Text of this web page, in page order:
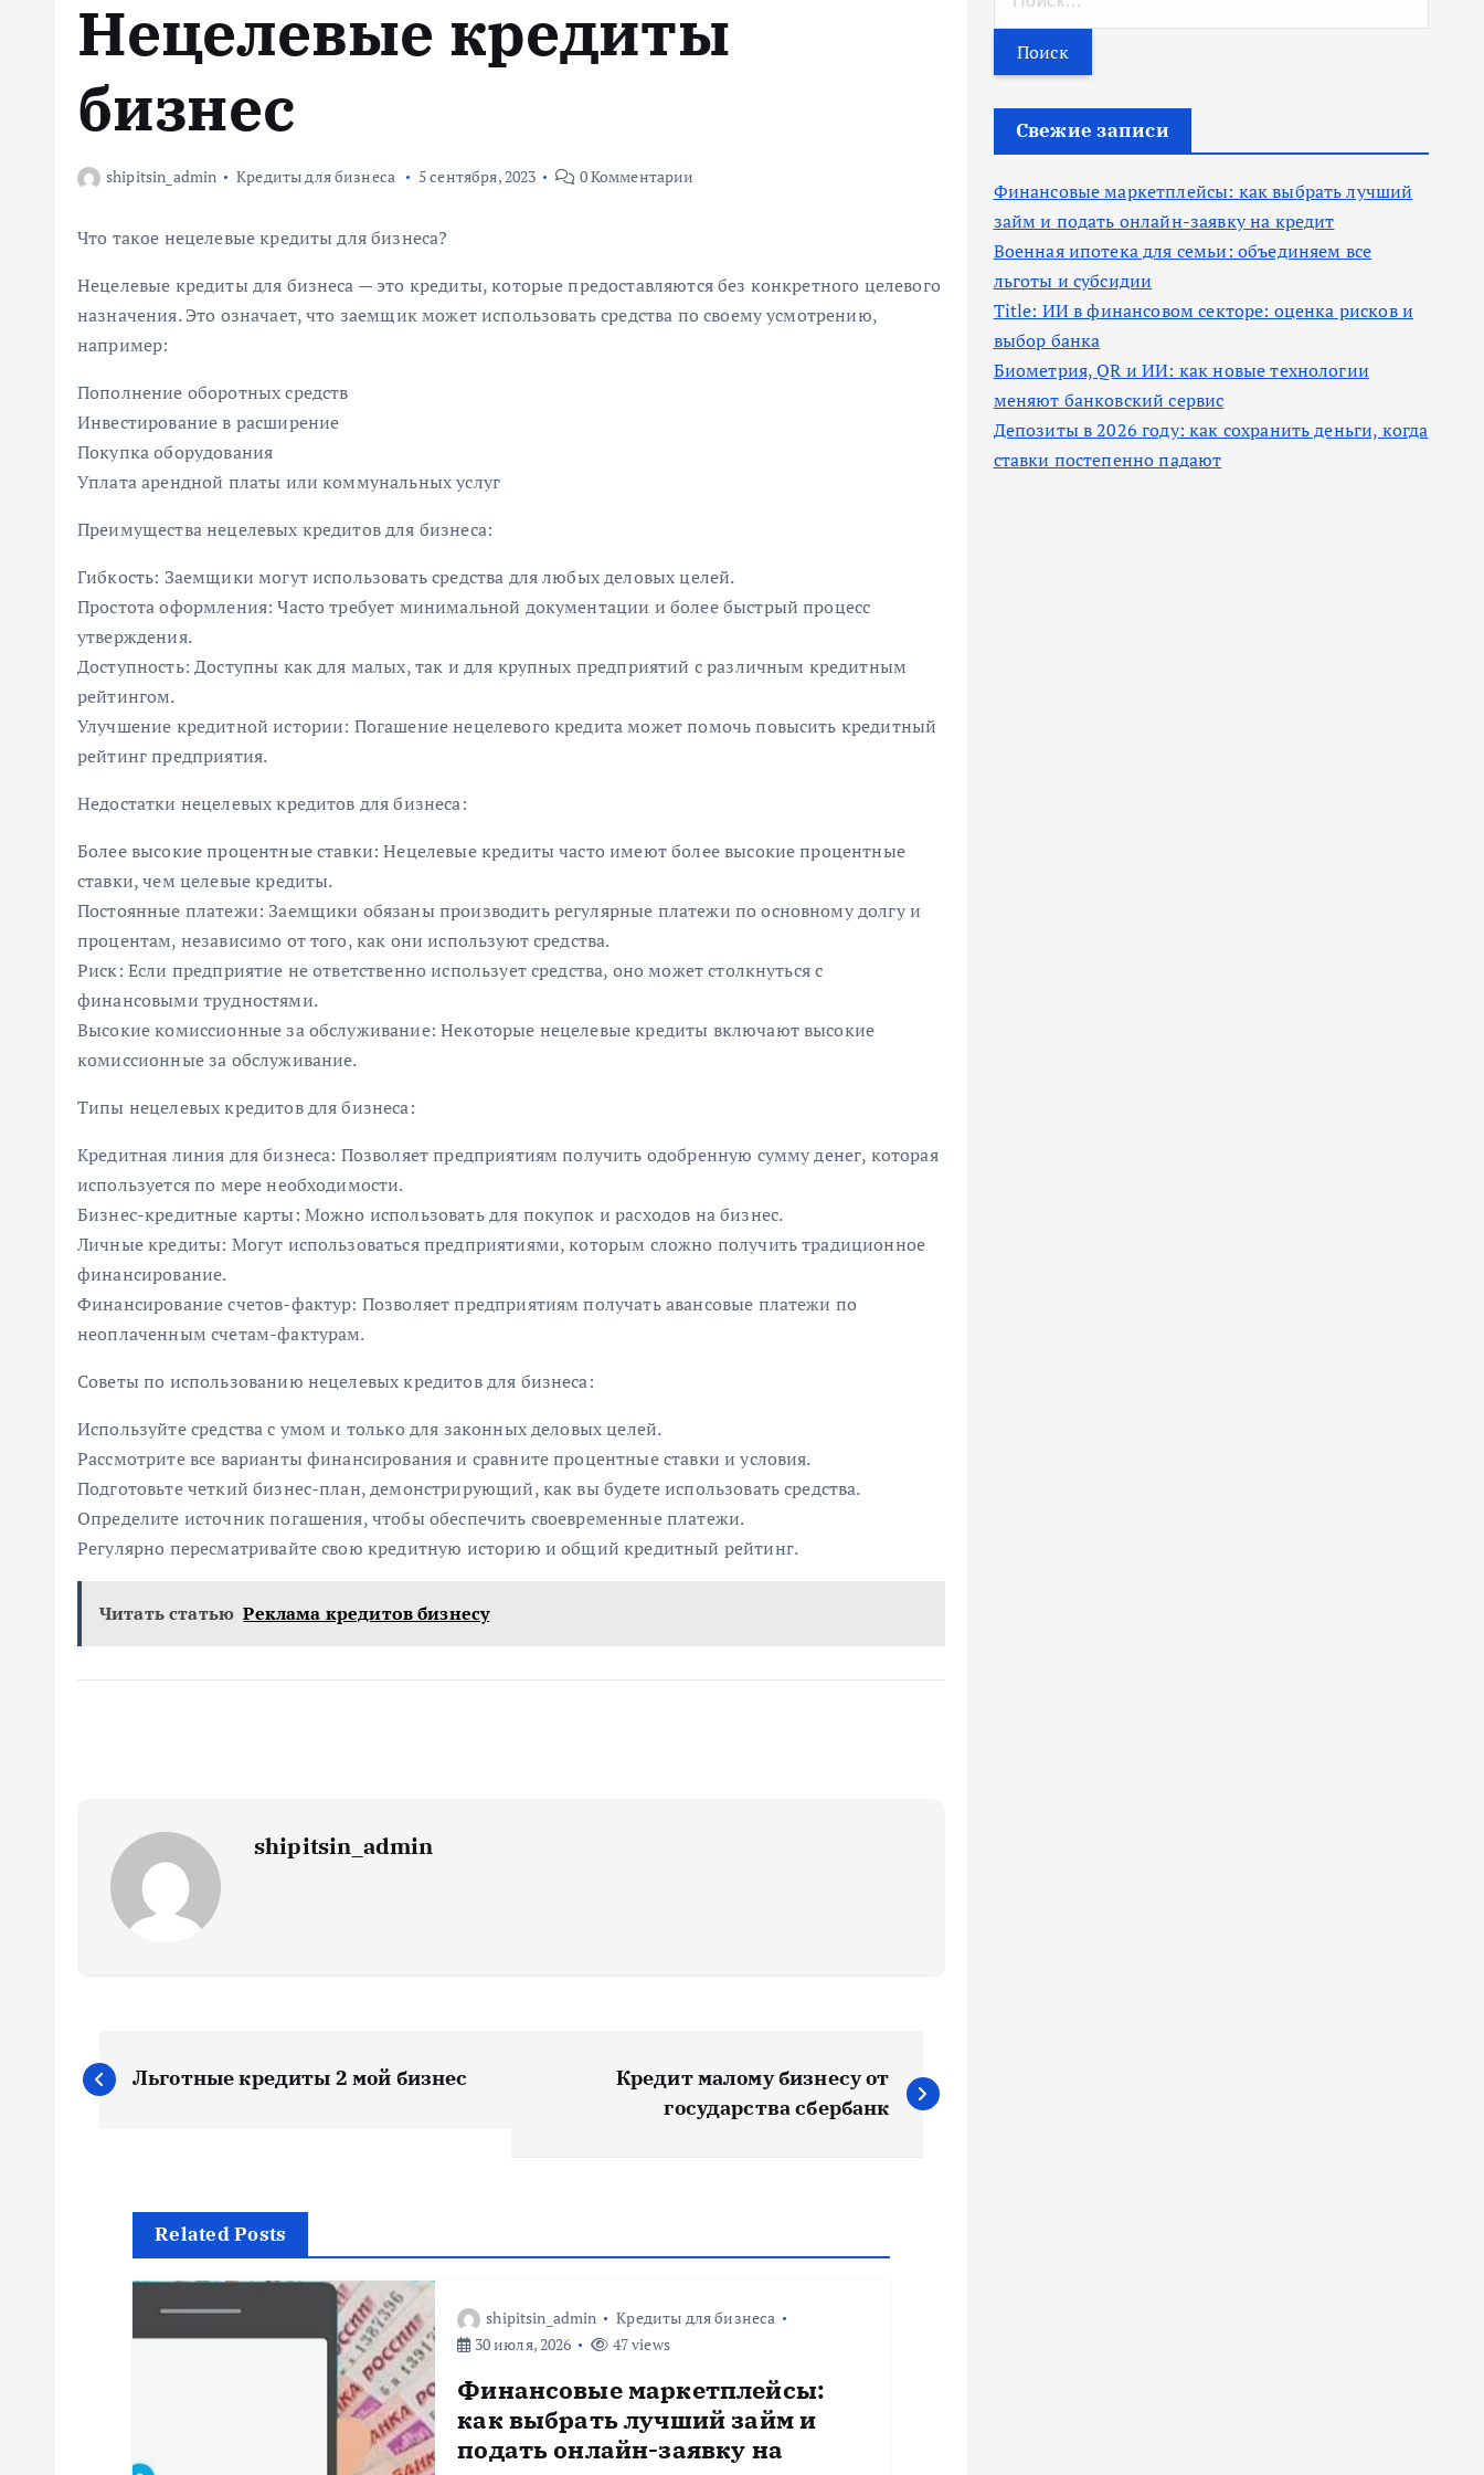
Нецелевые кредиты
бизнес
shipitsin_admin Кредиты для бизнеса 5 сентября, 2023 0 Комментарии
Что такое нецелевые кредиты для бизнеса?
Нецелевые кредиты для бизнеса — это кредиты, которые предоставляются без конкретного целевого
назначения. Это означает, что заемщик может использовать средства по своему усмотрению,
например:
Пополнение оборотных средств
Инвестирование в расширение
Покупка оборудования
Уплата арендной платы или коммунальных услуг
Преимущества нецелевых кредитов для бизнеса:
Гибкость: Заемщики могут использовать средства для любых деловых целей.
Простота оформления: Часто требует минимальной документации и более быстрый процесс
утверждения.
Доступность: Доступны как для малых, так и для крупных предприятий с различным кредитным
рейтингом.
Улучшение кредитной истории: Погашение нецелевого кредита может помочь повысить кредитный
рейтинг предприятия.
Недостатки нецелевых кредитов для бизнеса:
Более высокие процентные ставки: Нецелевые кредиты часто имеют более высокие процентные
ставки, чем целевые кредиты.
Постоянные платежи: Заемщики обязаны производить регулярные платежи по основному долгу и
процентам, независимо от того, как они используют средства.
Риск: Если предприятие не ответственно использует средства, оно может столкнуться с
финансовыми трудностями.
Высокие комиссионные за обслуживание: Некоторые нецелевые кредиты включают высокие
комиссионные за обслуживание.
Типы нецелевых кредитов для бизнеса:
Кредитная линия для бизнеса: Позволяет предприятиям получить одобренную сумму денег, которая
используется по мере необходимости.
Бизнес-кредитные карты: Можно использовать для покупок и расходов на бизнес.
Личные кредиты: Могут использоваться предприятиями, которым сложно получить традиционное
финансирование.
Финансирование счетов-фактур: Позволяет предприятиям получать авансовые платежи по
неоплаченным счетам-фактурам.
Советы по использованию нецелевых кредитов для бизнеса:
Используйте средства с умом и только для законных деловых целей.
Рассмотрите все варианты финансирования и сравните процентные ставки и условия.
Подготовьте четкий бизнес-план, демонстрирующий, как вы будете использовать средства.
Определите источник погашения, чтобы обеспечить своевременные платежи.
Регулярно пересматривайте свою кредитную историю и общий кредитный рейтинг.
Читать статью Реклама кредитов бизнесу
shipitsin_admin
Н
Льготные кредиты 2 мой бизнес
Кредит малому бизнесу от
государства сбербанк
Related Posts
shipitsin_admin
Кредиты для бизнеса
30 июля, 2026
47 views
Финансовые маркетплейсы:
как выбрать лучший займ и
подать онлайн-заявку на
т
и
Свежие записи
Финансовые маркетплейсы: как выбрать лучший
займ и подать онлайн-заявку на кредит
Военная ипотека для семьи: объединяем все
льготы и субсидии
Title: ИИ в финансовом секторе: оценка рисков и
выбор банка
Биометрия, QR и ИИ: как новые технологии
меняют банковский сервис
Депозиты в 2026 году: как сохранить деньги, когда
ставки постепенно падают